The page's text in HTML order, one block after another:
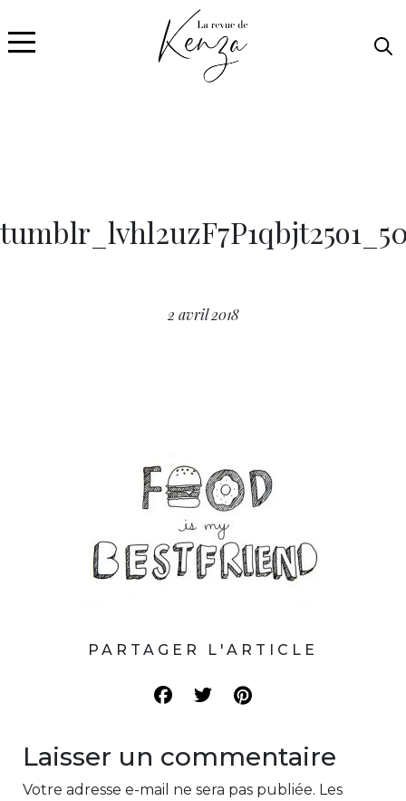
2 avril 2018
PARTAGER L'ARTICLE
Laisser un commentaire
Votre adresse e-mail ne sera pas publiée. Les